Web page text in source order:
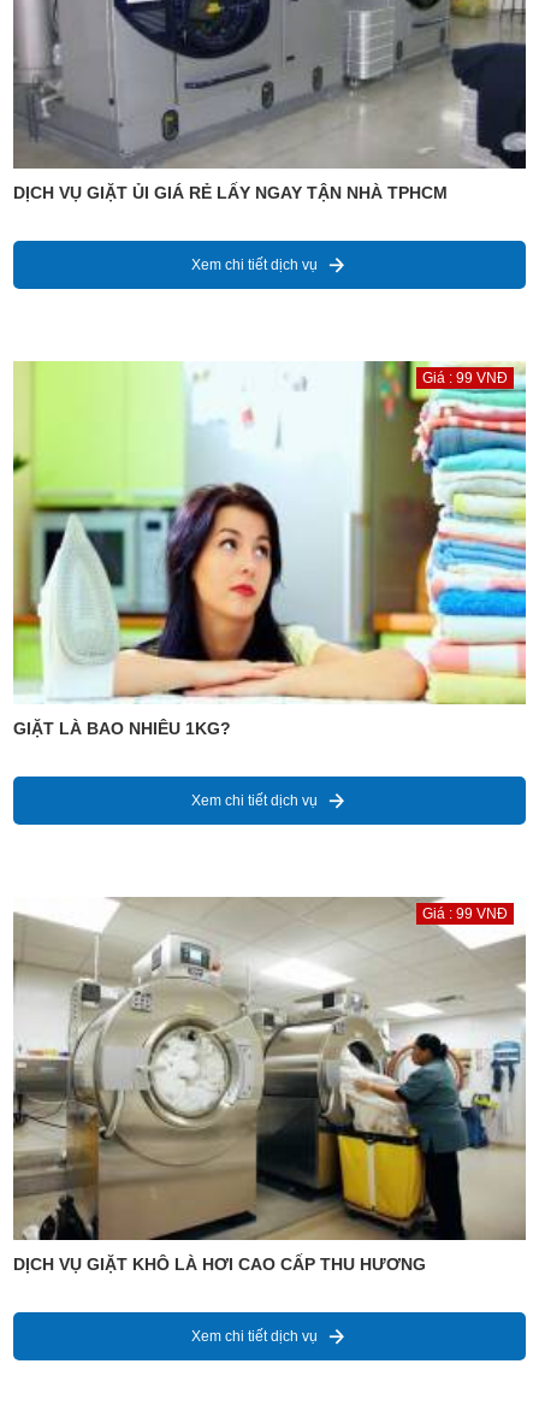
DỊCH VỤ GIẶT ỦI GIÁ RẺ LẤY NGAY TẬN NHÀ TPHCM
Xem chi tiết dịch vụ
Giá : 99 VNĐ
GIẶT LÀ BAO NHIÊU 1KG?
Xem chi tiết dịch vụ
Giá : 99 VNĐ
DỊCH VỤ GIẶT KHÔ LÀ HƠI CAO CẤP THU HƯƠNG
Xem chi tiết dịch vụ